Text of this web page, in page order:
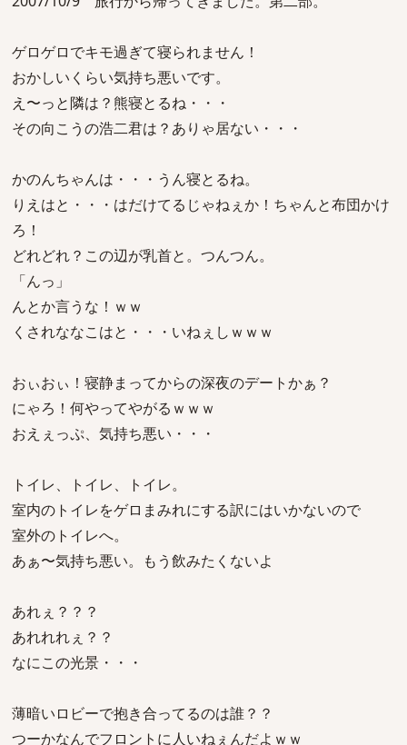
ゲロゲロでキモ過ぎて寝られません！
おかしいくらい気持ち悪いです。
え〜っと隣は？熊寝とるね・・・
その向こうの浩二君は？ありゃ居ない・・・
かのんちゃんは・・・うん寝とるね。
りえはと・・・はだけてるじゃねぇか！ちゃんと布団かけ
ろ！
どれどれ？この辺が乳首と。つんつん。
「んっ」
んとか言うな！ｗｗ
くされななこはと・・・いねぇしｗｗｗ
おぃおぃ！寝静まってからの深夜のデートかぁ？
にゃろ！何やってやがるｗｗｗ
おえぇっぷ、気持ち悪い・・・
トイレ、トイレ、トイレ。
室内のトイレをゲロまみれにする訳にはいかないので
室外のトイレへ。
あぁ〜気持ち悪い。もう飲みたくないよ
あれぇ？？？
あれれれぇ？？
なにこの光景・・・
薄暗いロビーで抱き合ってるのは誰？？
つーかなんでフロントに人いねぇんだよｗｗ